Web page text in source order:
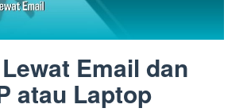
Email dan
atau Laptop